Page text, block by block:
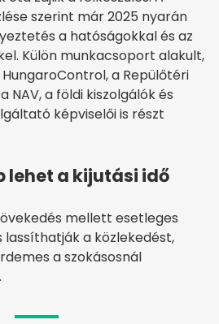
szerint már 2025 nyarán
a hatóságokkal és az
Külön munkacsoport alakult,
HungaroControl, a Repülőtéri
NAV, a földi kiszolgálók és
képviselői is részt
lehet a kijutási idő
mellett esetleges
lassíthatják a közlekedést,
a szokásosnál